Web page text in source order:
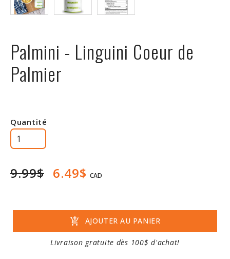
Palmini - Linguini Coeur de
Palmier
Quantité
9.99$ 6.49$ CAD
add_shopping_cart AJOUTER AU PANIER
Livraison gratuite dès 100$ d'achat!
Rabais